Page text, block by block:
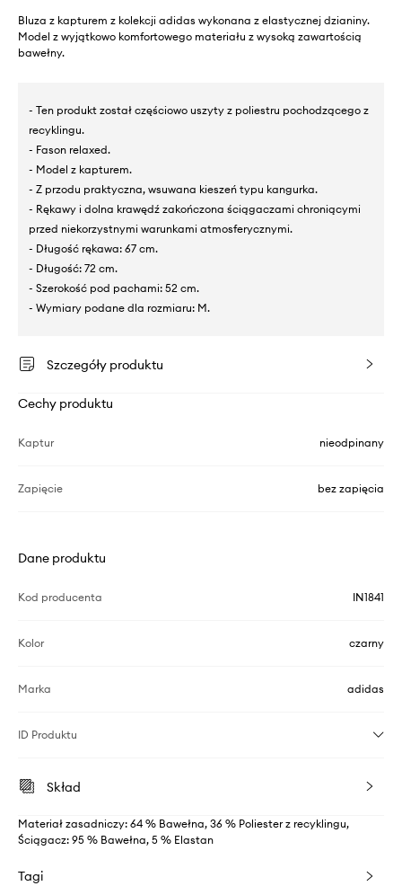
Bluza z kapturem z kolekcji adidas wykonana z elastycznej dzianiny.
Model z wyjątkowo komfortowego materiału z wysoką zawartością
bawełny.
- Ten produkt został częściowo uszyty z poliestru pochodzącego z
recyklingu.
- Fason relaxed.
- Model z kapturem.
- Z przodu praktyczna, wsuwana kieszeń typu kangurka.
- Rękawy i dolna krawędź zakończona ściągaczami chroniącymi
przed niekorzystnymi warunkami atmosferycznymi.
- Długość rękawa: 67 cm.
- Długość: 72 cm.
- Szerokość pod pachami: 52 cm.
- Wymiary podane dla rozmiaru: M.
Szczegóły produktu
Cechy produktu
Kaptur nieodpinany
Zapięcie bez zapięcia
Dane produktu
Kod producenta IN1841
Kolor czarny
Marka adidas
ID Produktu
Skład
Materiał zasadniczy: 64 % Bawełna, 36 % Poliester z recyklingu,
Ściągacz: 95 % Bawełna, 5 % Elastan
Tagi